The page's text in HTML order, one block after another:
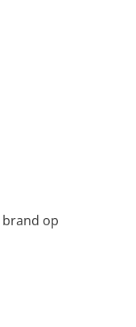
brand op